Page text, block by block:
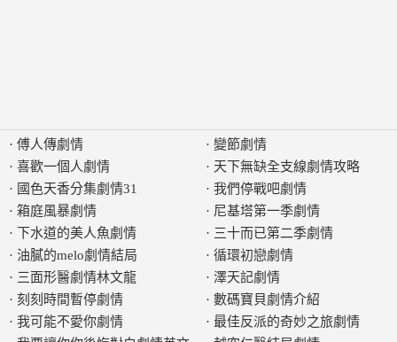
· 傅人傳劇情
· 喜歡一個人劇情
· 國色天香分集劇情31
· 箱庭風暴劇情
· 下水道的美人魚劇情
· 油膩的melo劇情結局
· 三面形醫劇情林文龍
· 刻刻時間暫停劇情
· 我可能不愛你劇情
· 變節劇情
· 天下無缺全支線劇情攻略
· 我們停戰吧劇情
· 尼基塔第一季劇情
· 三十而已第二季劇情
· 循環初戀劇情
· 澤天記劇情
· 數碼寶貝劇情介紹
· 最佳反派的奇妙之旅劇情